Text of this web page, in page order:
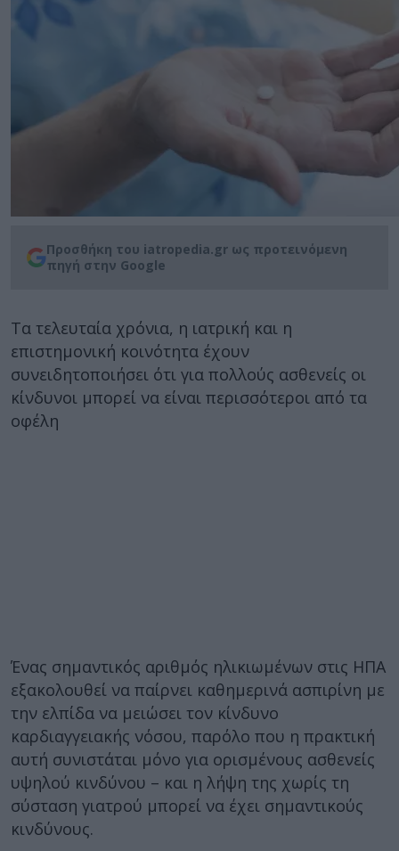
Προσθήκη του iatropedia.gr ως προτεινόμενη
πηγή στην Google
Τα τελευταία χρόνια, η ιατρική και η
επιστημονική κοινότητα έχουν
συνειδητοποιήσει ότι για πολλούς ασθενείς οι
κίνδυνοι μπορεί να είναι περισσότεροι από τα
οφέλη
Ένας σημαντικός αριθμός ηλικιωμένων στις ΗΠΑ
εξακολουθεί να παίρνει καθημερινά ασπιρίνη με
την ελπίδα να μειώσει τον κίνδυνο
καρδιαγγειακής νόσου, παρόλο που η πρακτική
αυτή συνιστάται μόνο για ορισμένους ασθενείς
υψηλού κινδύνου – και η λήψη της χωρίς τη
σύσταση γιατρού μπορεί να έχει σημαντικούς
κινδύνους.